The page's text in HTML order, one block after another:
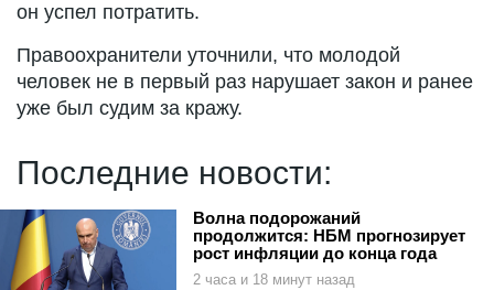
он успел потратить.
Правоохранители уточнили, что молодой
человек не в первый раз нарушает закон и ранее
уже был судим за кражу.
Последние новости:
Волна подорожаний
продолжится: НБМ прогнозирует
рост инфляции до конца года
2 часа и 18 минут назад